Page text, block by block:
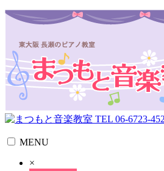
MENU
×